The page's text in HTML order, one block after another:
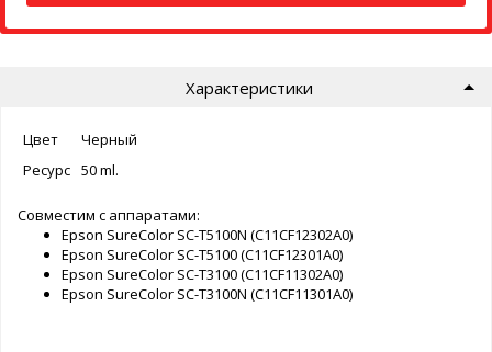
Характеристики
Цвет
Черный
Ресурс 50 ml.
Совместим с аппаратами:
Epson SureColor SC-T5100N (C11CF12302A0)
Epson SureColor SC-T5100 (C11CF12301A0)
Epson SureColor SC-T3100 (C11CF11302A0)
Epson SureColor SC-T3100N (C11CF11301A0)